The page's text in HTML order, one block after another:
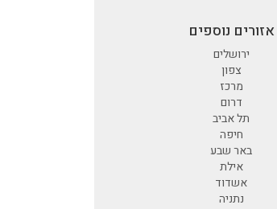
אזורים נוספים
ירושלים
צפון
מרכז
דרום
תל אביב
חיפה
באר שבע
אילת
אשדוד
נתניה